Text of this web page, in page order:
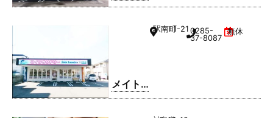
ランド
店
メイト
ドリー
駅南町1-21 0285-
37-8087
無休